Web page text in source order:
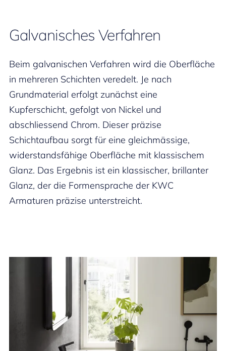
Galvanisches Verfahren
Beim galvanischen Verfahren wird die Oberfläche
in mehreren Schichten veredelt. Je nach
Grundmaterial erfolgt zunächst eine
Kupferschicht, gefolgt von Nickel und
abschliessend Chrom. Dieser präzise
Schichtaufbau sorgt für eine gleichmässige,
widerstandsfähige Oberfläche mit klassischem
Glanz. Das Ergebnis ist ein klassischer, brillanter
Glanz, der die Formensprache der KWC
Armaturen präzise unterstreicht.